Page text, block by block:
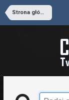
Strona główna